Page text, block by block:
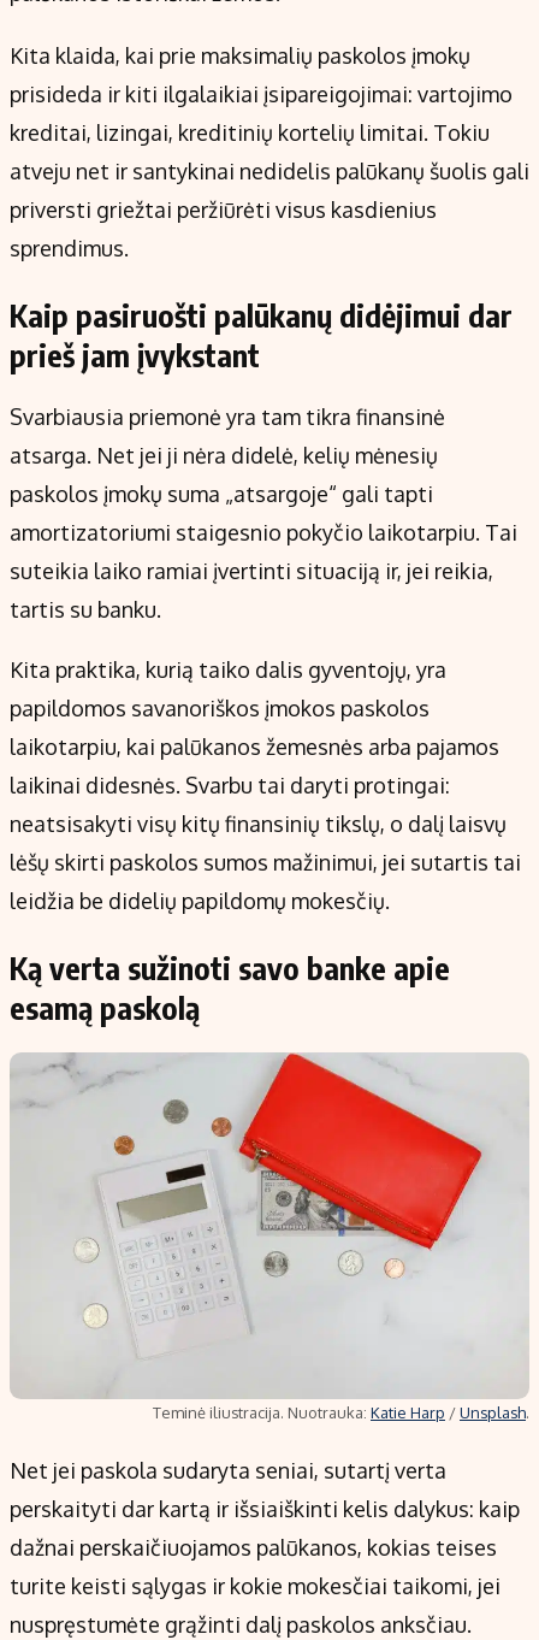
Kita klaida, kai prie maksimalių paskolos įmokų
prisideda ir kiti ilgalaikiai įsipareigojimai: vartojimo
kreditai, lizingai, kreditinių kortelių limitai. Tokiu
atveju net ir santykinai nedidelis palūkanų šuolis gali
priversti griežtai peržiūrėti visus kasdienius
sprendimus.
Kaip pasiruošti palūkanų didėjimui dar
prieš jam įvykstant
Svarbiausia priemonė yra tam tikra finansinė
atsarga. Net jei ji nėra didelė, kelių mėnesių
paskolos įmokų suma „atsargoje“ gali tapti
amortizatoriumi staigesnio pokyčio laikotarpiu. Tai
suteikia laiko ramiai įvertinti situaciją ir, jei reikia,
tartis su banku.
Kita praktika, kurią taiko dalis gyventojų, yra
papildomos savanoriškos įmokos paskolos
laikotarpiu, kai palūkanos žemesnės arba pajamos
laikinai didesnės. Svarbu tai daryti protingai:
neatsisakyti visų kitų finansinių tikslų, o dalį laisvų
lėšų skirti paskolos sumos mažinimui, jei sutartis tai
leidžia be didelių papildomų mokesčių.
Ką verta sužinoti savo banke apie
esamą paskolą
Teminė iliustracija. Nuotrauka: Katie Harp /Unsplash.
Net jei paskola sudaryta seniai, sutartį verta
perskaityti dar kartą ir išsiaiškinti kelis dalykus: kaip
dažnai perskaičiuojamos palūkanos, kokias teises
turite keisti sąlygas ir kokie mokesčiai taikomi, jei
nuspręstumėte grąžinti dalį paskolos anksčiau.